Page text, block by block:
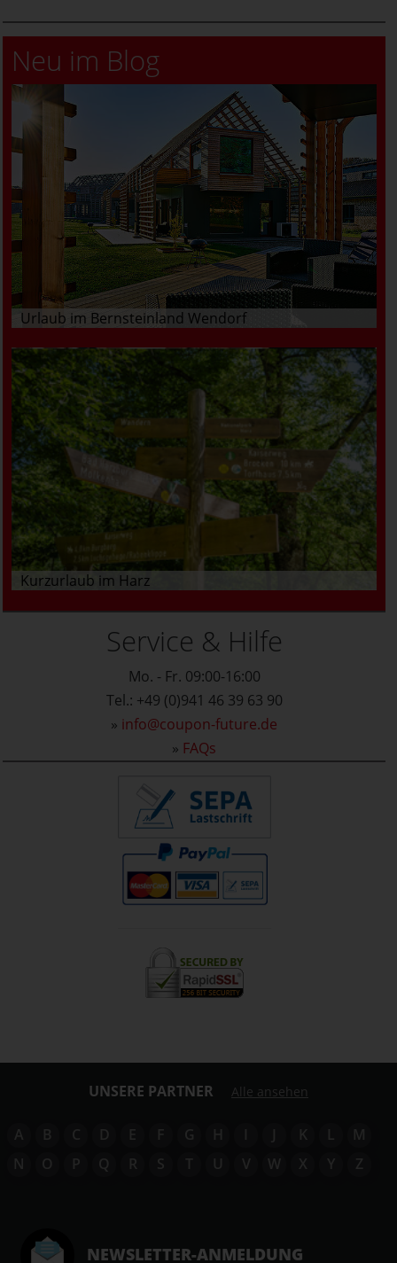
Neu im Blog
Urlaub im Bernsteinland Wendorf
Kurzurlaub im Harz
Service & Hilfe
Mo. - Fr. 09:00-16:00
Tel.: +49 (0)941 46 39 63 90
» info@coupon-future.de
» FAQs
UNSERE PARTNER Alle ansehen
A B C D E F G H I J K L
M
N
O P Q R S T U V W X Y Z
NEWSLETTER-ANMELDUNG